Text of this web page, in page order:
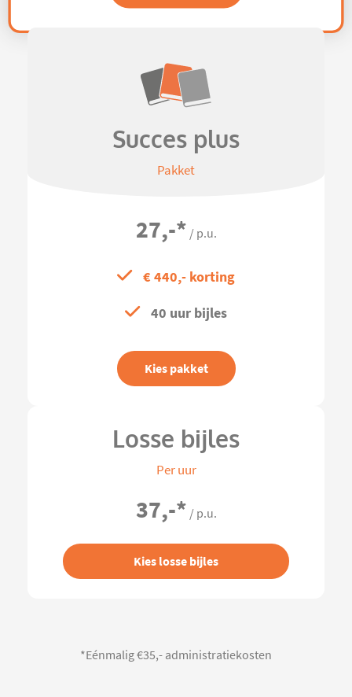
Succes plus
Pakket
27,-* / p.u.
€ 440,- korting
40 uur bijles
Kies pakket
Losse bijles
Per uur
37,-* / p.u.
Kies losse bijles
*Eénmalig €35,- administratiekosten